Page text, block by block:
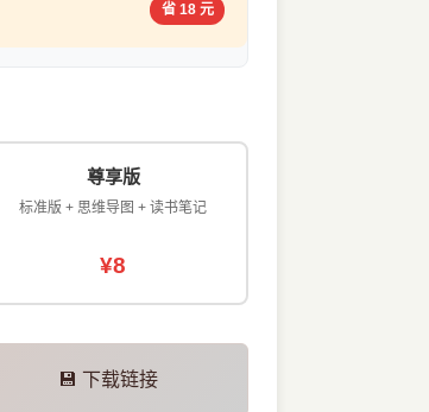
省 18 元
尊享版
标准版 + 思维导图 + 读书笔记
¥8
💾 下载链接